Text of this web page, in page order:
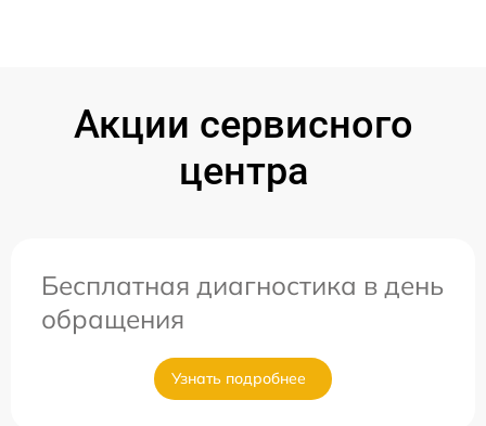
Акции сервисного
центра
Бесплатная диагностика в день
обращения
Узнать подробнее